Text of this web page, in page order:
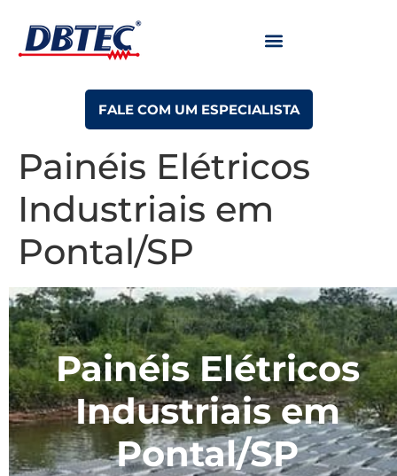
FALE COM UM ESPECIALISTA
Painéis Elétricos
Industriais em
Pontal/SP
Painéis Elétricos
Industriais em
Pontal/SP